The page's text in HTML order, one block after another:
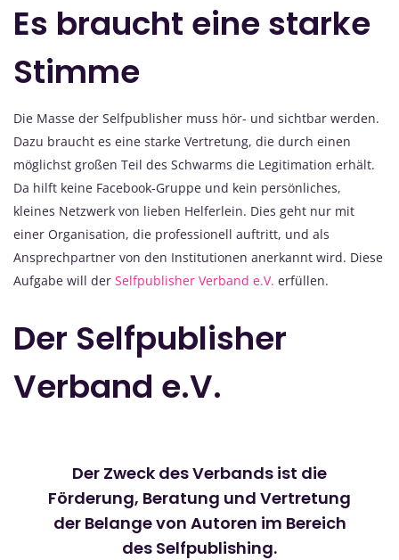
Es braucht eine starke
Stimme
Die Masse der Selfpublisher muss hör- und sichtbar werden.
Dazu braucht es eine starke Vertretung, die durch einen
möglichst großen Teil des Schwarms die Legitimation erhält.
Da hilft keine Facebook-Gruppe und kein persönliches,
kleines Netzwerk von lieben Helferlein. Dies geht nur mit
einer Organisation, die professionell auftritt, und als
Ansprechpartner von den Institutionen anerkannt wird. Diese
Aufgabe will der Selfpublisher Verband e.V. erfüllen.
Der Selfpublisher
Verband e.V.
Der Zweck des Verbands ist die
Förderung, Beratung und Vertretung
der Belange von Autoren im Bereich
des Selfpublishing.